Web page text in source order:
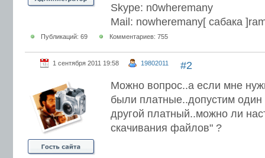
Skype: n0wheremany
Mail: nowheremany[ сабака
Публикаций: 69 Комментариев: 755
#2
1 сентября 2011 19:58 19802011
Можно вопрос..а если мне
были платные..допустим
другой платный..можно ли
скачивания файлов" ?